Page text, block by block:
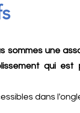
sommes une
qui
dans